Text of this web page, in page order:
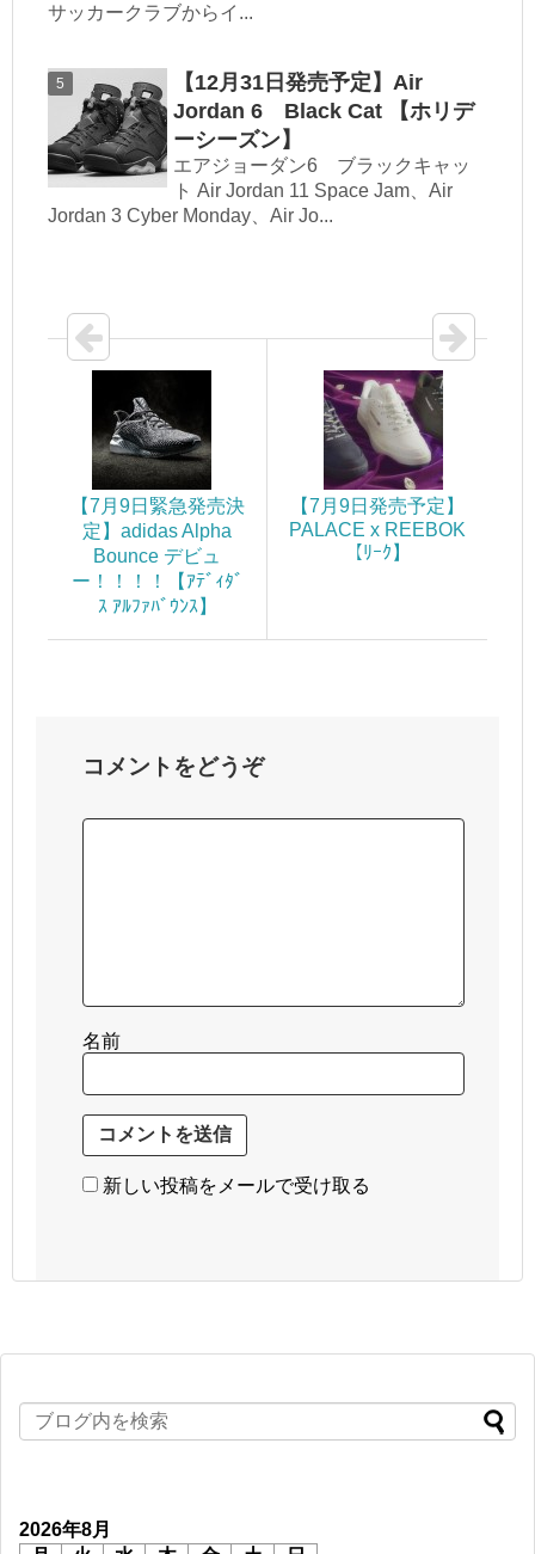
サッカークラブからイ...
【12月31日発売予定】Air
Jordan 6 Black Cat 【ホリデ
ーシーズン】
エアジョーダン6 ブラックキャッ
ト Air Jordan 11 Space Jam、Air
Jordan 3 Cyber Monday、Air Jo...
【7月9日緊急発売決
定】adidas Alpha
Bounce デビュ
ー！！！！【ｱﾃﾞｨﾀﾞ
ｽ ｱﾙﾌｧﾊﾞｳﾝｽ】
【7月9日発売予定】
PALACE x REEBOK
【ﾘｰｸ】
コメントをどうぞ
名前
新しい投稿をメールで受け取る
2026年8月